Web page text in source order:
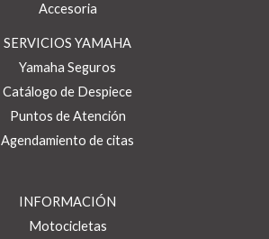
Accesoria
SERVICIOS YAMAHA
Yamaha Seguros
Catálogo de Despiece
Puntos de Atención
Agendamiento de citas
INFORMACIÓN
Motocicletas